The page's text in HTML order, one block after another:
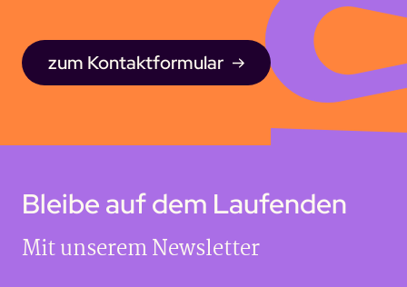
zum Kontaktformular
Bleibe auf dem Laufenden
Mit unserem Newsletter